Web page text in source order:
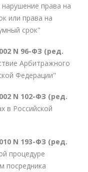
права на
или права на
срок"
N 96-ФЗ (ред.
Арбитражного
Федерации"
N 102-ФЗ (ред.
в Российской
N 193-ФЗ (ред.
процедуре
посредника